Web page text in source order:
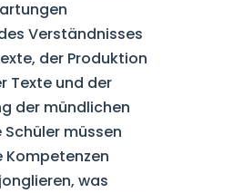
Verständnisses
der Produktion
Texte und der
der mündlichen
Schüler müssen
Kompetenzen
was